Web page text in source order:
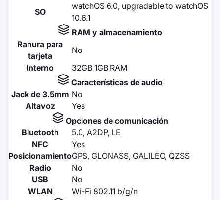
SO
watchOS 6.0, upgradable to watchOS
10.6.1
RAM y almacenamiento
Ranura para
tarjeta
No
Interno
32GB 1GB RAM
Características de audio
Jack de 3.5mm No
Altavoz
Yes
Opciones de comunicación
Bluetooth
5.0, A2DP, LE
NFC
Yes
PosicionamientoGPS, GLONASS, GALILEO, QZSS
Radio
No
USB
No
WLAN
Wi-Fi 802.11 b/g/n